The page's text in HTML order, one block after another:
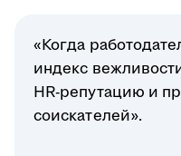
«Когда
индекс
HR-репутацию и
соискателей».